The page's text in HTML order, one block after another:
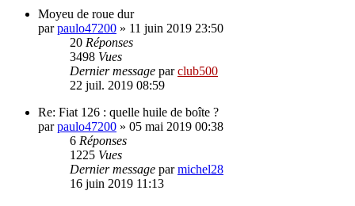
Moyeu de roue dur
parpaulo47200 » 11 juin 2019 23:50
20 Réponses
3498 Vues
Dernier message parclub500
22 juil. 2019 08:59
Re: Fiat 126 : quelle huile de boîte ?
parpaulo47200 » 05 mai 2019 00:38
6 Réponses
1225 Vues
Dernier message parmichel28
16 juin 2019 11:13